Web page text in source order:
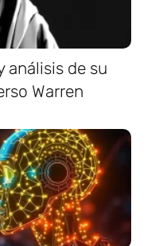
análisis de su
Warren